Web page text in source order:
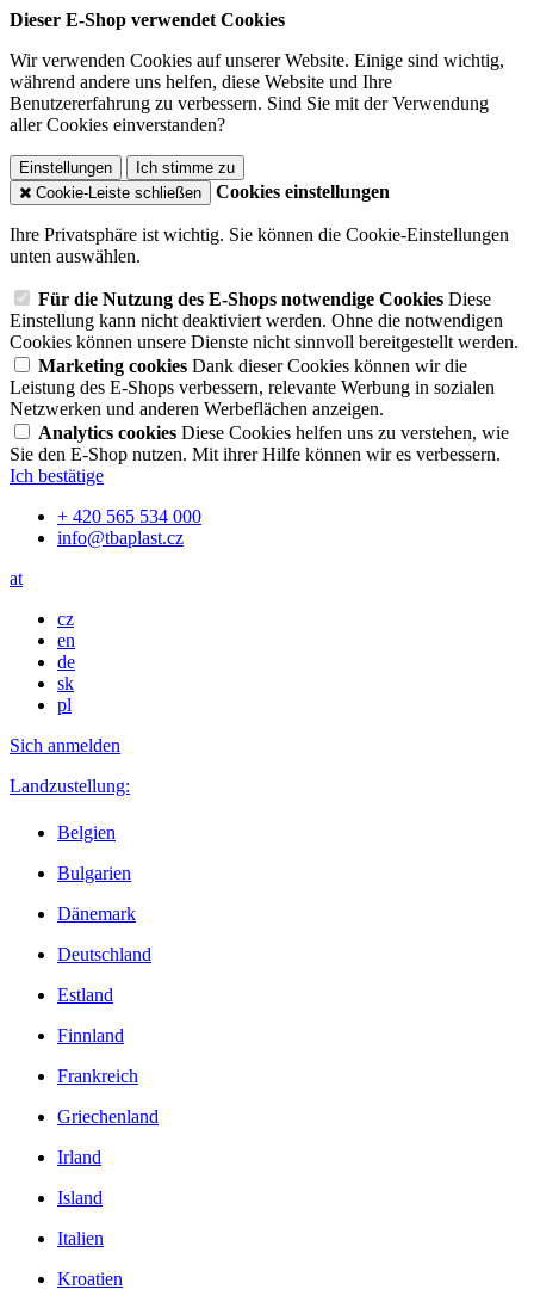
Dieser E-Shop verwendet Cookies
Wir verwenden Cookies auf unserer Website. Einige sind wichtig,
während andere uns helfen, diese Website und Ihre
Benutzererfahrung zu verbessern. Sind Sie mit der Verwendung
aller Cookies einverstanden?
Einstellungen
Ich stimme zu
Cookie-Leiste schließen
Cookies einstellungen
Ihre Privatsphäre ist wichtig. Sie können die Cookie-Einstellungen
unten auswählen.
Für die Nutzung des E-Shops notwendige Cookies Diese
Einstellung kann nicht deaktiviert werden. Ohne die notwendigen
Cookies können unsere Dienste nicht sinnvoll bereitgestellt werden.
Marketing cookies Dank dieser Cookies können wir die
Leistung des E-Shops verbessern, relevante Werbung in sozialen
Netzwerken und anderen Werbeflächen anzeigen.
Analytics cookies Diese Cookies helfen uns zu verstehen, wie
Sie den E-Shop nutzen. Mit ihrer Hilfe können wir es verbessern.
Ich bestätige
+ 420 565 534 000
info@tbaplast.cz
at
cz
en
de
sk
pl
Sich anmelden
Landzustellung:
Belgien
Bulgarien
Dänemark
Deutschland
Estland
Finnland
Frankreich
Griechenland
Irland
Island
Italien
Kroatien